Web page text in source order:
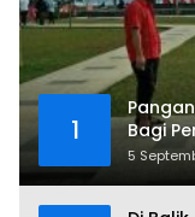
1
Bagi
5